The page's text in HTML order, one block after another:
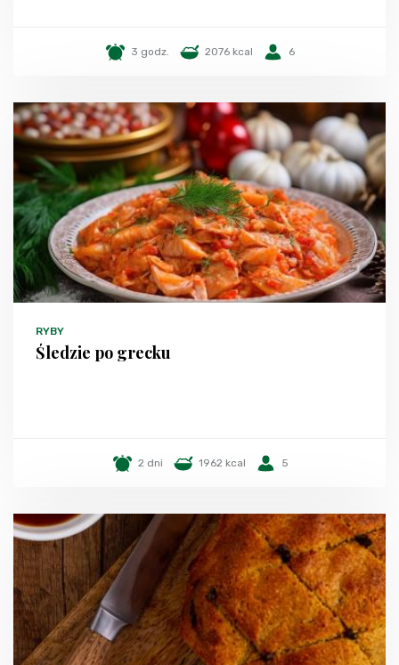
3 godz. 2076 kcal 6
RYBY
Śledzie po grecku
2 dni 1962 kcal 5